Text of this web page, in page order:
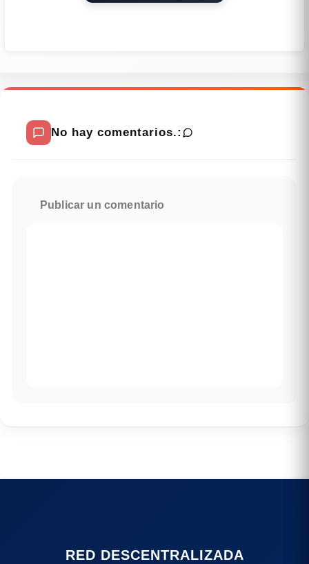
No hay comentarios.:
Publicar un comentario
RED DESCENTRALIZADA